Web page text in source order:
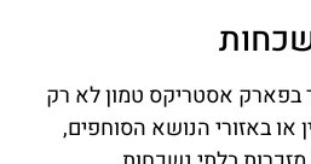
בפארק אסטריקס טמון לא רק
או באזורי הנושא הסוחפים,